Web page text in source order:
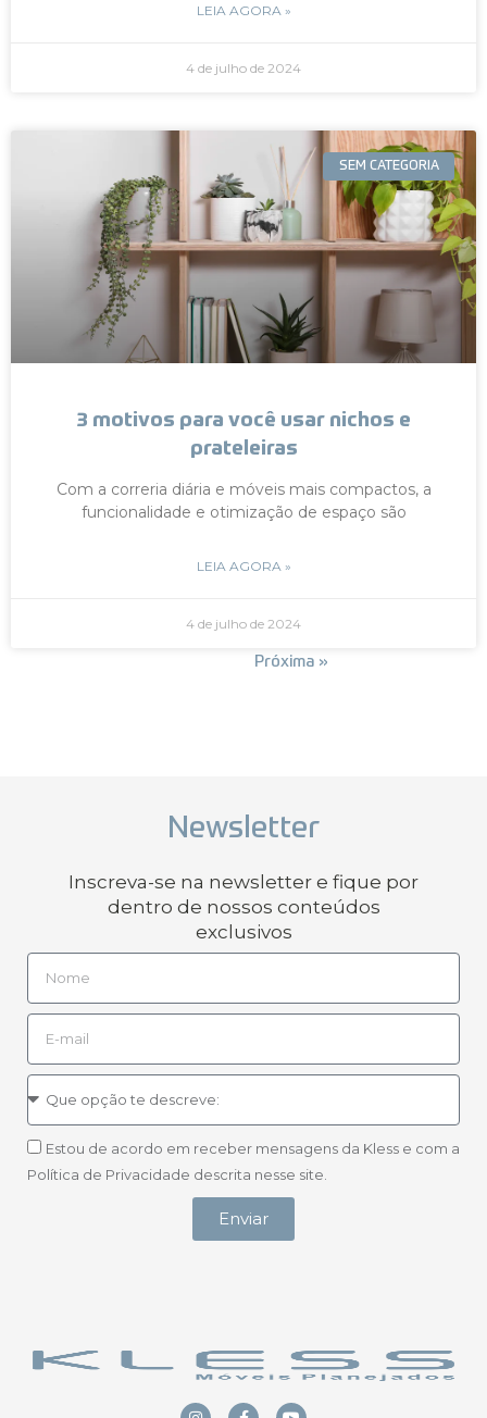
LEIA AGORA »
4 de julho de 2024
SEM CATEGORIA
3 motivos para você usar nichos e
prateleiras
Com a correria diária e móveis mais compactos, a
funcionalidade e otimização de espaço são
LEIA AGORA »
4 de julho de 2024
Próxima »
Newsletter
Inscreva-se na newsletter e fique por
dentro de nossos conteúdos
exclusivos
Estou de acordo em receber mensagens da Kless e com a
Política de Privacidade descrita nesse site.
Enviar